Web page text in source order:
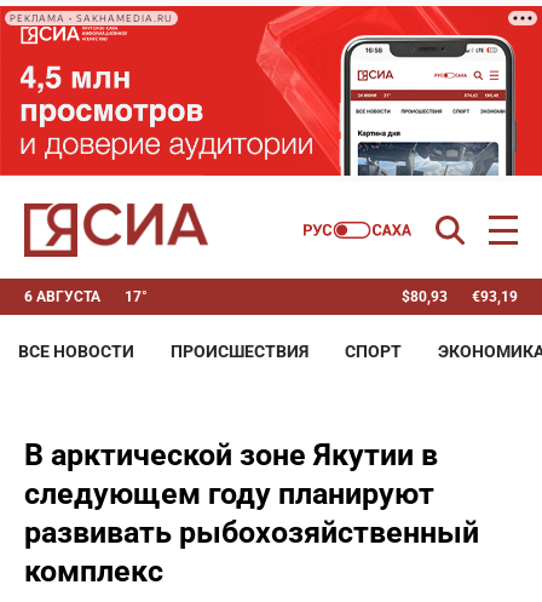
РЕКЛАМА • SAKHAMEDIA.RU
6 АВГУСТА 17° $80,93 €93,19
ВСЕ НОВОСТИ ПРОИСШЕСТВИЯ СПОРТ
В арктической зоне Якутии в
следующем году планируют
развивать рыбохозяйственный
комплекс